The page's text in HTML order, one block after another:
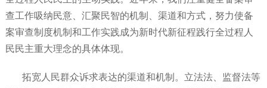
查工作吸纳民意、汇聚民智的机制、渠道和方式，努力使备
案审查制度机制和工作实践成为新时代新征程践行全过程人
民民主重大理念的具体体现。
拓宽人民群众诉求表达的渠道和机制。立法法、监督法等